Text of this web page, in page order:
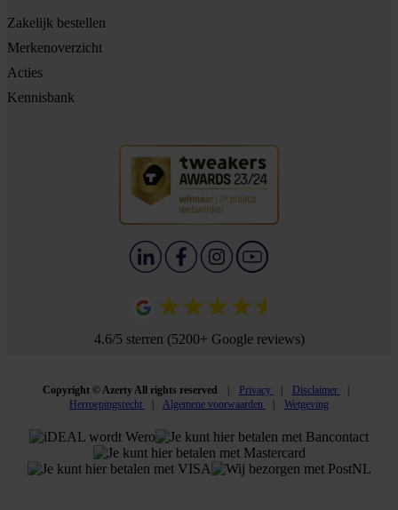
Zakelijk bestellen
Merkenoverzicht
Acties
Kennisbank
4.6/5 sterren (5200+ Google reviews)
Copyright © Azerty All rights reserved Privacy
Disclaimer
Herroepingsrecht
Algemene voorwaarden Wetgeving